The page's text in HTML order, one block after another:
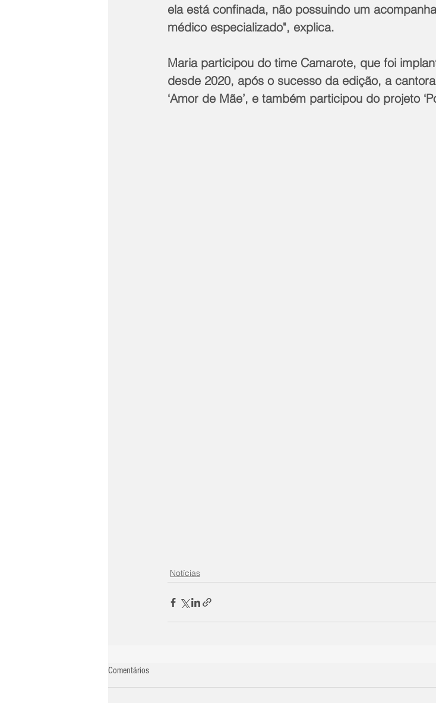
ela está confinada, não possuindo um
médico especializado", explica.
Maria participou do time Camarote, que foi
desde 2020, após o sucesso da edição, a
‘Amor de Mãe’, e também participou do projeto
Notícias
Comentários